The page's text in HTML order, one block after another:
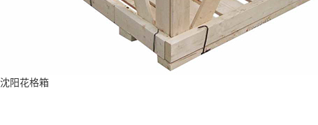
沈阳花格箱